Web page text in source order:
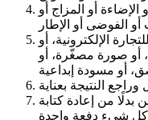
أو المزاج أو
الإلكترونية، أو
صورة مصغّرة، أو
بدلًا من إعادة كتابة